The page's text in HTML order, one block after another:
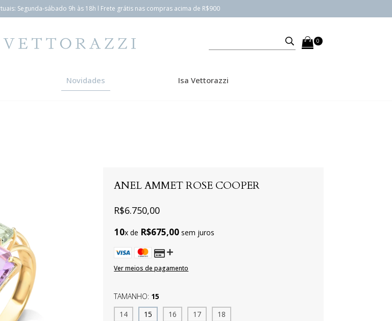
Segunda-sábado 9h às 18h l Frete grátis nas compras acima de R$900
0
Novidades Isa Vettorazzi
ANEL AMMET ROSE COOPER
R$6.750,00
10x de R$675,00 sem juros
Ver meios de pagamento
TAMANHO: 15
14
15 16 17 18